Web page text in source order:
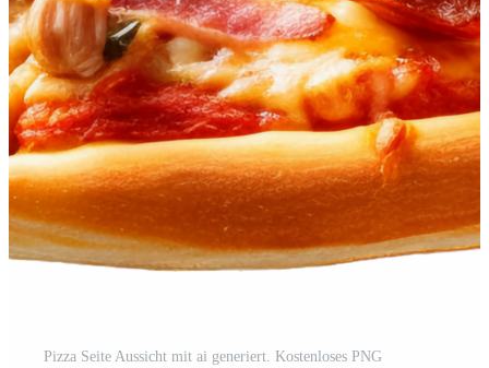
Pizza Seite Aussicht mit ai generiert. Kostenloses PNG